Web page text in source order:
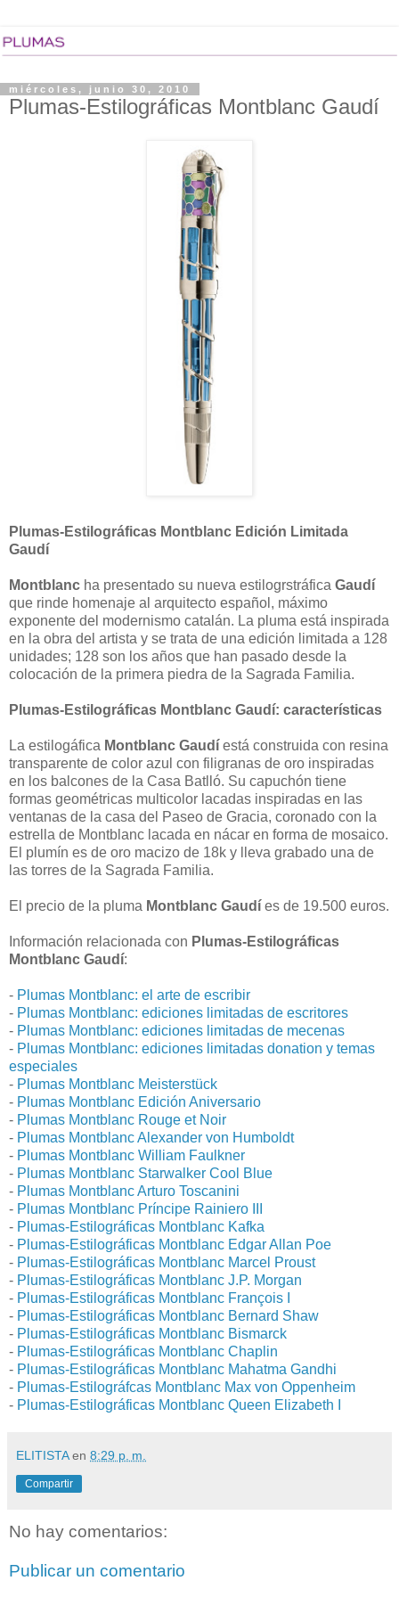
miércoles, junio 30, 2010
Plumas-Estilográficas Montblanc Gaudí
Plumas-Estilográficas Montblanc Edición Limitada
Gaudí
Montblanc ha presentado su nueva estilogrstráfica Gaudí
que rinde homenaje al arquitecto español, máximo
exponente del modernismo catalán. La pluma está inspirada
en la obra del artista y se trata de una edición limitada a 128
unidades; 128 son los años que han pasado desde la
colocación de la primera piedra de la Sagrada Familia.
Plumas-Estilográficas Montblanc Gaudí: características
La estilogáfica Montblanc Gaudí está construida con resina
transparente de color azul con filigranas de oro inspiradas
en los balcones de la Casa Batlló. Su capuchón tiene
formas geométricas multicolor lacadas inspiradas en las
ventanas de la casa del Paseo de Gracia, coronado con la
estrella de Montblanc lacada en nácar en forma de mosaico.
El plumín es de oro macizo de 18k y lleva grabado una de
las torres de la Sagrada Familia.
El precio de la pluma Montblanc Gaudí es de 19.500 euros.
Información relacionada con Plumas-Estilográficas
Montblanc Gaudí:
- Plumas Montblanc: el arte de escribir
- Plumas Montblanc: ediciones limitadas de escritores
- Plumas Montblanc: ediciones limitadas de mecenas
- Plumas Montblanc: ediciones limitadas donation y temas
especiales
- Plumas Montblanc Meisterstück
- Plumas Montblanc Edición Aniversario
- Plumas Montblanc Rouge et Noir
- Plumas Montblanc Alexander von Humboldt
- Plumas Montblanc William Faulkner
- Plumas Montblanc Starwalker Cool Blue
- Plumas Montblanc Arturo Toscanini
- Plumas Montblanc Príncipe Rainiero III
- Plumas-Estilográficas Montblanc Kafka
- Plumas-Estilográficas Montblanc Edgar Allan Poe
- Plumas-Estilográficas Montblanc Marcel Proust
- Plumas-Estilográficas Montblanc J.P. Morgan
- Plumas-Estilográficas Montblanc François I
- Plumas-Estilográficas Montblanc Bernard Shaw
- Plumas-Estilográficas Montblanc Bismarck
- Plumas-Estilográficas Montblanc Chaplin
- Plumas-Estilográficas Montblanc Mahatma Gandhi
- Plumas-Estilográfcas Montblanc Max von Oppenheim
- Plumas-Estilográficas Montblanc Queen Elizabeth I
ELITISTA en 8:29 p. m.
Compartir
No hay comentarios:
Publicar un comentario